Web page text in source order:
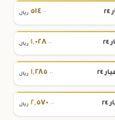
٥١٤.٠٠ ريال
١,٠٢٨.٠٠ ريال
١,٢٨٥.٠٠ ريال
٢,٥٧٠.٠٠ ريال